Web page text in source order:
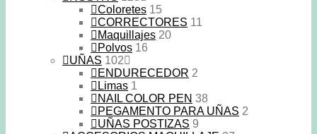
Coloretes 15
CORRECTORES 11
Maquillajes 20
Polvos 16
UÑAS 102
ENDURECEDOR 2
Limas 1
NAIL COLOR PEN 38
PEGAMENTO PARA UÑAS 2
UÑAS POSTIZAS 9